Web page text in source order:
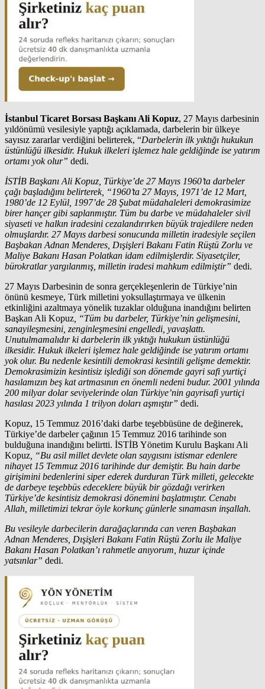
İstanbul Ticaret Borsası Başkanı Ali Kopuz, 27 Mayıs darbesinin
yıldönümü vesilesiyle yaptığı açıklamada, darbelerin bir ülkeye
sayısız zararlar verdiğini belirterek, “Darbelerin ilk yıktığı hukukun
üstünlüğü ilkesidir. Hukuk ilkeleri işlemez hale geldiğinde ise yatırım
ortamı yok olur” dedi.
İSTİB Başkanı Ali Kopuz, Türkiye’de 27 Mayıs 1960’ta darbeler
çağı başladığını belirterek, “1960’ta 27 Mayıs, 1971’de 12 Mart,
1980’de 12 Eylül, 1997’de 28 Şubat müdahaleleri demokrasimize
birer hançer gibi saplanmıştır. Tüm bu darbe ve müdahaleler sivil
siyaseti ve halkın iradesini cezalandırırken büyük trajedilere neden
olmuşlardır. 27 Mayıs darbesi sonucunda milletin iradesiyle seçilen
Başbakan Adnan Menderes, Dışişleri Bakanı Fatin Rüştü Zorlu ve
Maliye Bakanı Hasan Polatkan idam edilmişlerdir. Siyasetçiler,
bürokratlar yargılanmış, milletin iradesi mahkum edilmiştir” dedi.
27 Mayıs Darbesinin de sonra gerçekleşenlerin de Türkiye’nin
önünü kesmeye, Türk milletini yoksullaştırmaya ve ülkenin
etkinliğini azaltmaya yönelik tuzaklar olduğuna inandığını belirten
Başkan Ali Kopuz , “Tüm bu darbeler, Türkiye’nin gelişmesini,
sanayileşmesini, zenginleşmesini engelledi, yavaşlattı.
Unutulmamalıdır ki darbelerin ilk yıktığı hukukun üstünlüğü
ilkesidir. Hukuk ilkeleri işlemez hale geldiğinde ise yatırım ortamı
yok olur. Bu nedenle kesintili demokrasi kesintili gelişme demektir.
Demokrasimizin kesintisiz işlediği son dönemde gayri safi yurtiçi
hasılamızın beş kat artmasının en önemli nedeni budur. 2001 yılında
200 milyar dolar seviyelerinde olan Türkiye’nin gayrisafi yurtiçi
hasılası 2023 yılında 1 trilyon doları aşmıştır” dedi.
Kopuz, 15 Temmuz 2016’daki darbe teşebbüsüne de değinerek,
Türkiye’de darbeler çağının 15 Temmuz 2016 tarihinde son
bulduğuna inandığını belirtti. İSTİB Yönetim Kurulu Başkanı Ali
Kopuz , “Bu asil millet devlete olan saygısını istismar edenlere
nihayet 15 Temmuz 2016 tarihinde dur demiştir. Bu hain darbe
girişimini bedenlerini siper ederek durduran Türk milleti, gelecekte
de darbeye teşebbüs edeceklere büyük bir gözdağı verirken
Türkiye’de kesintisiz demokrasi dönemini başlatmıştır. Cenabı
Allah, milletimizi tekrar öyle korkunç günlerle sınamasın inşallah.
Bu vesileyle darbecilerin darağaçlarında can veren Başbakan
Adnan Menderes, Dışişleri Bakanı Fatin Rüştü Zorlu ile Maliye
Bakanı Hasan Polatkan’ı rahmetle anıyorum, huzur içinde
yatsınlar” dedi.